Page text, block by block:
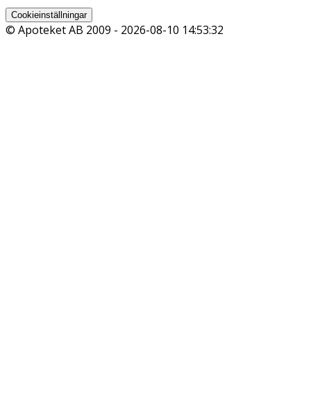
Cookieinställningar
© Apoteket AB 2009 - 2026-08-10 14:53:32